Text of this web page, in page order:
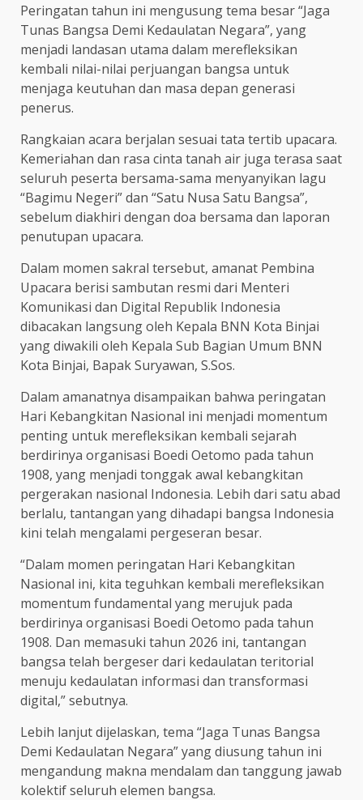
Peringatan tahun ini mengusung tema besar “Jaga
Tunas Bangsa Demi Kedaulatan Negara”, yang
menjadi landasan utama dalam merefleksikan
kembali nilai-nilai perjuangan bangsa untuk
menjaga keutuhan dan masa depan generasi
penerus.
Rangkaian acara berjalan sesuai tata tertib upacara.
Kemeriahan dan rasa cinta tanah air juga terasa saat
seluruh peserta bersama-sama menyanyikan lagu
“Bagimu Negeri” dan “Satu Nusa Satu Bangsa”,
sebelum diakhiri dengan doa bersama dan laporan
penutupan upacara.
Dalam momen sakral tersebut, amanat Pembina
Upacara berisi sambutan resmi dari Menteri
Komunikasi dan Digital Republik Indonesia
dibacakan langsung oleh Kepala BNN Kota Binjai
yang diwakili oleh Kepala Sub Bagian Umum BNN
Kota Binjai, Bapak Suryawan, S.Sos.
Dalam amanatnya disampaikan bahwa peringatan
Hari Kebangkitan Nasional ini menjadi momentum
penting untuk merefleksikan kembali sejarah
berdirinya organisasi Boedi Oetomo pada tahun
1908, yang menjadi tonggak awal kebangkitan
pergerakan nasional Indonesia. Lebih dari satu abad
berlalu, tantangan yang dihadapi bangsa Indonesia
kini telah mengalami pergeseran besar.
“Dalam momen peringatan Hari Kebangkitan
Nasional ini, kita teguhkan kembali merefleksikan
momentum fundamental yang merujuk pada
berdirinya organisasi Boedi Oetomo pada tahun
1908. Dan memasuki tahun 2026 ini, tantangan
bangsa telah bergeser dari kedaulatan teritorial
menuju kedaulatan informasi dan transformasi
digital,” sebutnya.
Lebih lanjut dijelaskan, tema “Jaga Tunas Bangsa
Demi Kedaulatan Negara” yang diusung tahun ini
mengandung makna mendalam dan tanggung jawab
kolektif seluruh elemen bangsa.